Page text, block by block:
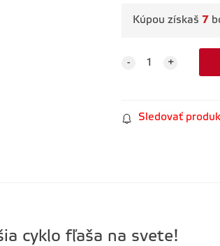
Kúpou získaš7
Sledovať
cyklo fľaša na svete!